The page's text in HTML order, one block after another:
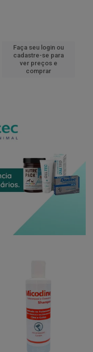
Faça seu login ou
cadastre-se para
ver preços e
comprar